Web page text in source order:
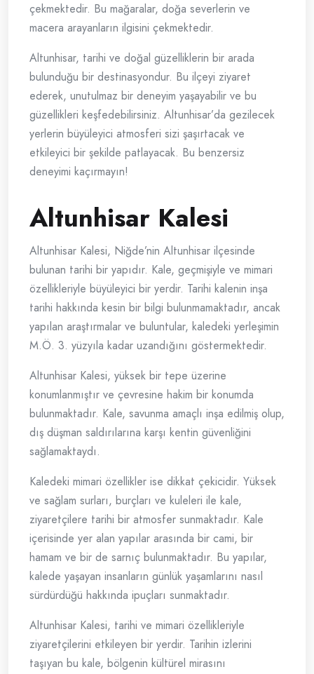
çekmektedir. Bu mağaralar, doğa severlerin ve
macera arayanların ilgisini çekmektedir.
Altunhisar, tarihi ve doğal güzelliklerin bir arada
bulunduğu bir destinasyondur. Bu ilçeyi ziyaret
ederek, unutulmaz bir deneyim yaşayabilir ve bu
güzellikleri keşfedebilirsiniz. Altunhisar’da gezilecek
yerlerin büyüleyici atmosferi sizi şaşırtacak ve
etkileyici bir şekilde patlayacak. Bu benzersiz
deneyimi kaçırmayın!
Altunhisar Kalesi
Altunhisar Kalesi, Niğde’nin Altunhisar ilçesinde
bulunan tarihi bir yapıdır. Kale, geçmişiyle ve mimari
özellikleriyle büyüleyici bir yerdir. Tarihi kalenin inşa
tarihi hakkında kesin bir bilgi bulunmamaktadır, ancak
yapılan araştırmalar ve buluntular, kaledeki yerleşimin
M.Ö. 3. yüzyıla kadar uzandığını göstermektedir.
Altunhisar Kalesi, yüksek bir tepe üzerine
konumlanmıştır ve çevresine hakim bir konumda
bulunmaktadır. Kale, savunma amaçlı inşa edilmiş olup,
dış düşman saldırılarına karşı kentin güvenliğini
sağlamaktaydı.
Kaledeki mimari özellikler ise dikkat çekicidir. Yüksek
ve sağlam surları, burçları ve kuleleri ile kale,
ziyaretçilere tarihi bir atmosfer sunmaktadır. Kale
içerisinde yer alan yapılar arasında bir cami, bir
hamam ve bir de sarnıç bulunmaktadır. Bu yapılar,
kalede yaşayan insanların günlük yaşamlarını nasıl
sürdürdüğü hakkında ipuçları sunmaktadır.
Altunhisar Kalesi, tarihi ve mimari özellikleriyle
ziyaretçilerini etkileyen bir yerdir. Tarihin izlerini
taşıyan bu kale, bölgenin kültürel mirasını